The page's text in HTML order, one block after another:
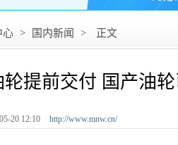
心 > 国内新闻 > 正文
轮提前交付 国产油
20 12:10 http://www.mnw.cn/